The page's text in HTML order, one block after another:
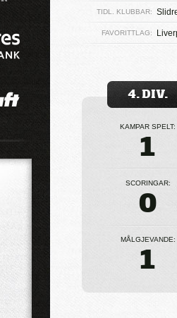
TIDL. KLUBBAR:
FAVORITTLAG:
4. DIV.
KAMPAR SPELT:
1
SCORINGAR:
0
MÅLGJEVANDE:
1